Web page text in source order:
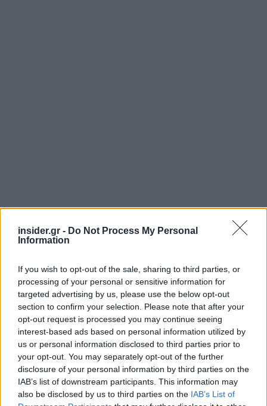
insider.gr - Do Not Process My Personal
Information
If you wish to opt-out of the sale, sharing to third parties, or
processing of your personal or sensitive information for
targeted advertising by us, please use the below opt-out
section to confirm your selection. Please note that after your
opt-out request is processed you may continue seeing
interest-based ads based on personal information utilized by
us or personal information disclosed to third parties prior to
your opt-out. You may separately opt-out of the further
disclosure of your personal information by third parties on the
IAB’s list of downstream participants. This information may
also be disclosed by us to third parties on the IAB’s List of
Η συμμετοχή της Ελλάδας ως ιδρυτικού μέλους
της DSRB, τονίζουν κυβερνητικές πηγές ότι
αποτελεί μια στρατηγική επιλογή με
μακροπρόθεσμο ορίζοντα. Σε μια περίοδο βαθιών
γεωπολιτικών ανακατατάξεων, η χώρα μας
σταθερά τοποθετείται στον πυρήνα της νέας
διεθνούς χρηματοδοτικής αρχιτεκτονικής.
Παράλληλα, η συμμετοχή μας στη DSRB υπηρετεί
την σταθερή και διαχρονική επιλογή της χώρας